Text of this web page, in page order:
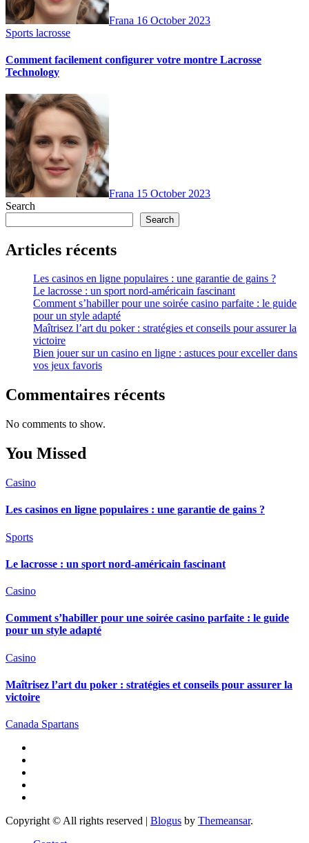
Frana 16 October 2023
Sports lacrosse
Comment facilement configurer votre montre Lacrosse
Technology
Frana 15 October 2023
Search
Search
Articles récents
Les casinos en ligne populaires : une garantie de gains ?
Le lacrosse : un sport nord-américain fascinant
Comment s’habiller pour une soirée casino parfaite : le guide
pour un style adapté
Maîtrisez l’art du poker : stratégies et conseils pour assurer la
victoire
Bien jouer sur un casino en ligne : astuces pour exceller dans
vos jeux favoris
Commentaires récents
No comments to show.
You Missed
Casino
Les casinos en ligne populaires : une garantie de gains ?
Sports
Le lacrosse : un sport nord-américain fascinant
Casino
Comment s’habiller pour une soirée casino parfaite : le guide
pour un style adapté
Casino
Maîtrisez l’art du poker : stratégies et conseils pour assurer la
victoire
Canada Spartans
Copyright © All rights reserved | Blogus by Themeansar.